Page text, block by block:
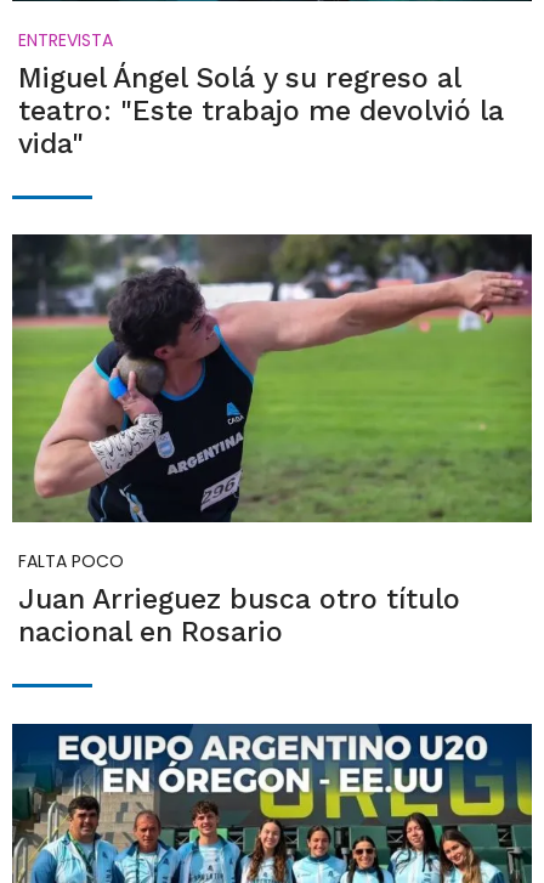
ENTREVISTA
Miguel Ángel Solá y su regreso al
teatro: "Este trabajo me devolvió la
vida"
FALTA POCO
Juan Arrieguez busca otro título
nacional en Rosario